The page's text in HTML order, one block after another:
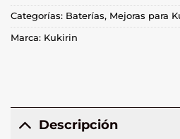
Categorías: Baterías, Mejoras para
Marca: Kukirin
Descripción